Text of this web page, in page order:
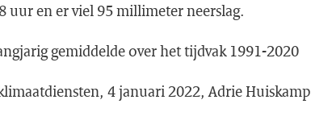
uur en er viel 95 millimeter neerslag.
gemiddelde over het tijdvak 1991-2020
4 januari 2022, Adrie Huiskamp